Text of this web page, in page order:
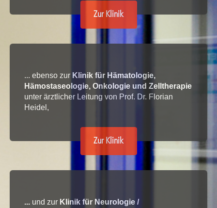
Zur Klinik
... ebenso zur Klinik für Hämatologie,
Hämostaseologie, Onkologie und Zelltherapie
unter ärztlicher Leitung von Prof. Dr. Florian
Heidel,
Zur Klinik
... und zur Klinik für Neurologie /